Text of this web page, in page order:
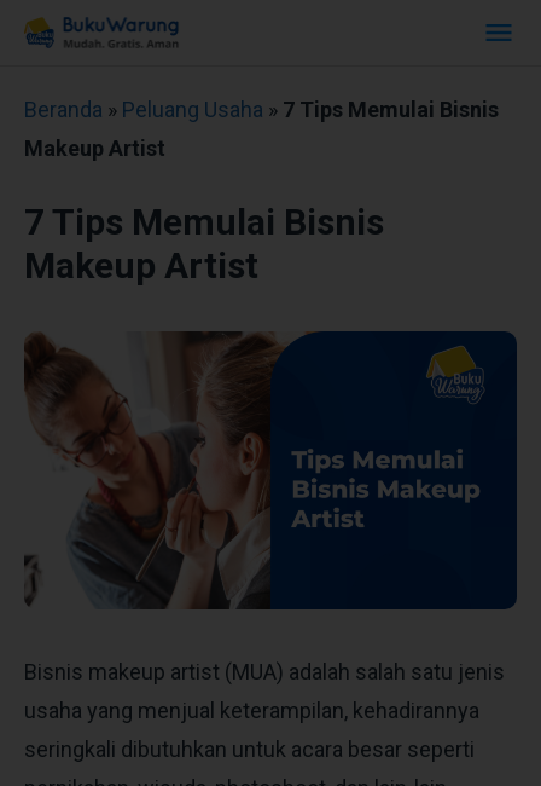
Beranda » Peluang Usaha » 7 Tips Memulai Bisnis
Makeup Artist
7 Tips Memulai Bisnis
Makeup Artist
Bisnis makeup artist (MUA) adalah salah satu jenis
usaha yang menjual keterampilan, kehadirannya
seringkali dibutuhkan untuk acara besar seperti